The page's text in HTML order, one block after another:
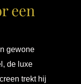
een
gewone
de luxe
trekt hij